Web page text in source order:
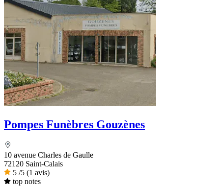
Pompes Funèbres Gouzènes
10 avenue Charles de Gaulle
72120 Saint-Calais
5 /5 (1 avis)
top notes